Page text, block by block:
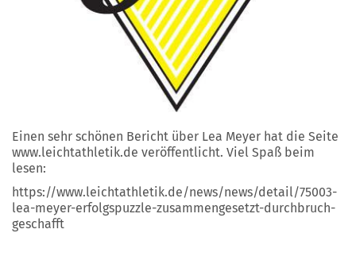
Einen sehr schönen Bericht über Lea Meyer hat die Seite
www.leichtathletik.de veröffentlicht. Viel Spaß beim
lesen:
https://www.leichtathletik.de/news/news/detail/75003-
lea-meyer-erfolgspuzzle-zusammengesetzt-durchbruch-
geschafft